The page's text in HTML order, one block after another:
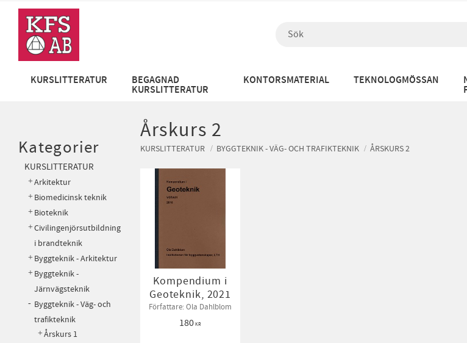
KURSLITTERATUR BEGAGNAD
KURSLITTERATUR
KONTORSMATERIAL TEKNOLOGMÖSSAN
Årskurs 2
KURSLITTERATUR BYGGTEKNIK - VÄG- OCH TRAFIKTEKNIK ÅRSKURS 2
Kompendium i
Geoteknik, 2021
Författare: Ola Dahlblom
180KR
Kategorier
KURSLITTERATUR
Arkitektur
Biomedicinsk teknik
Bioteknik
Civilingenjörsutbildning
i brandteknik
Byggteknik - Arkitektur
Byggteknik -
Järnvägsteknik
Byggteknik - Väg- och
trafikteknik
Årskurs 1